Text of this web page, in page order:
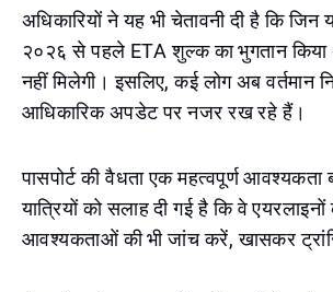
अधिकारियों ने यह भी चेतावनी दी है कि जिन
२०२६ से पहले ETA शुल्क का भुगतान किया
नहीं मिलेगी। इसलिए, कई लोग अब वर्तमान
आधिकारिक अपडेट पर नजर रख रहे हैं।
पासपोर्ट की वैधता एक महत्वपूर्ण
यात्रियों को सलाह दी गई है कि वे
आवश्यकताओं की भी जांच करें, खासकर